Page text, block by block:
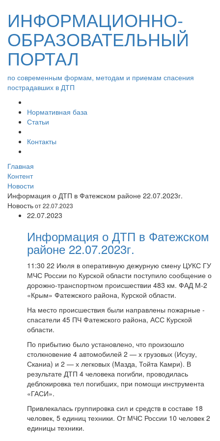
ИНФОРМАЦИОННО-
ОБРАЗОВАТЕЛЬНЫЙ
ПОРТАЛ
по современным формам, методам и приемам спасения
пострадавших в ДТП
Нормативная база
Статьи
Контакты
Главная
Контент
Новости
Информация о ДТП в Фатежском районе 22.07.2023г.
Новостьот 22.07.2023
22.07.2023
Информация о ДТП в Фатежском
районе 22.07.2023г.
11:30 22 Июля в оперативную дежурную смену ЦУКС ГУ
МЧС России по Курской области поступило сообщение о
дорожно-транспортном происшествии 483 км. ФАД М-2
«Крым» Фатежского района, Курской области.
На место происшествия были направлены пожарные -
спасатели 45 ПЧ Фатежского района, АСС Курской
области.
По прибытию было установлено, что произошло
столкновение 4 автомобилей 2 — х грузовых (Исузу,
Сканиа) и 2 — х легковых (Мазда, Тойта Камри). В
результате ДТП 4 человека погибли, проводилась
деблокировка тел погибших, при помощи инструмента
«ГАСИ».
Привлекалась группировка сил и средств в составе 18
человек, 5 единиц техники. От МЧС России 10 человек 2
единицы техники.